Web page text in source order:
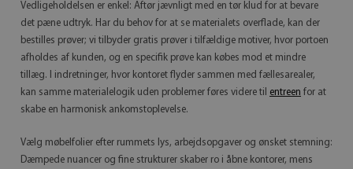
Vedligeholdelsen er enkel: Aftør jævnligt med en tør klud for at bevare
det pæne udtryk. Har du behov for at se materialets overflade, kan der
bestilles prøver; vi tilbyder gratis prøver i tilfældige motiver, hvor portoen
afholdes af kunden, og en specifik prøve kan købes mod et mindre
tillæg. I indretninger, hvor kontoret flyder sammen med fællesarealer,
kan samme materialelogik uden problemer føres videre til entreen for at
skabe en harmonisk ankomstoplevelse.
Vælg møbelfolier efter rummets lys, arbejdsopgaver og ønsket stemning:
Dæmpede nuancer og fine strukturer skaber ro i åbne kontorer, mens